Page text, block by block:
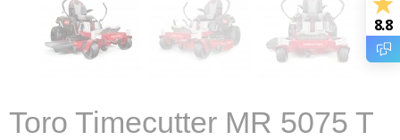
Toro Timecutter MR 5075 T
8.8